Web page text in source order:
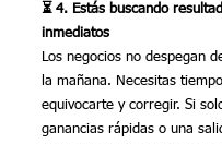
⏳ 4. Estás buscando
inmediatos
Los negocios no despegan
la mañana. Necesitas
equivocarte y corregir. Si
ganancias rápidas o una